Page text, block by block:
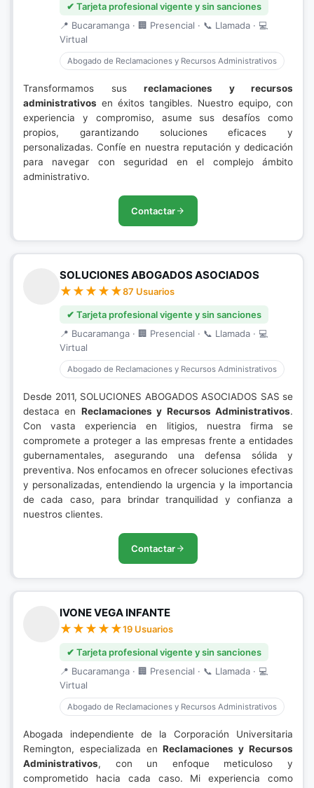
✔ Tarjeta profesional vigente y sin sanciones
📍 Bucaramanga · 🏢 Presencial · 📞 Llamada · 💻
Virtual
Abogado de Reclamaciones y Recursos Administrativos
Transformamos sus reclamaciones y recursos
administrativos en éxitos tangibles. Nuestro equipo, con
experiencia y compromiso, asume sus desafíos como
propios, garantizando soluciones eficaces y
personalizadas. Confíe en nuestra reputación y dedicación
para navegar con seguridad en el complejo ámbito
administrativo.
Contactar
SOLUCIONES ABOGADOS ASOCIADOS
87 Usuarios
✔ Tarjeta profesional vigente y sin sanciones
📍 Bucaramanga · 🏢 Presencial · 📞 Llamada · 💻
Virtual
Abogado de Reclamaciones y Recursos Administrativos
Desde 2011, SOLUCIONES ABOGADOS ASOCIADOS SAS se
destaca en Reclamaciones y Recursos Administrativos.
Con vasta experiencia en litigios, nuestra firma se
compromete a proteger a las empresas frente a entidades
gubernamentales, asegurando una defensa sólida y
preventiva. Nos enfocamos en ofrecer soluciones efectivas
y personalizadas, entendiendo la urgencia y la importancia
de cada caso, para brindar tranquilidad y confianza a
nuestros clientes.
Contactar
IVONE VEGA INFANTE
19 Usuarios
✔ Tarjeta profesional vigente y sin sanciones
📍 Bucaramanga · 🏢 Presencial · 📞 Llamada · 💻
Virtual
Abogado de Reclamaciones y Recursos Administrativos
Abogada independiente de la Corporación Universitaria
Remington, especializada enReclamaciones y Recursos
Administrativos, con un enfoque meticuloso y
comprometido hacia cada caso. Mi experiencia como